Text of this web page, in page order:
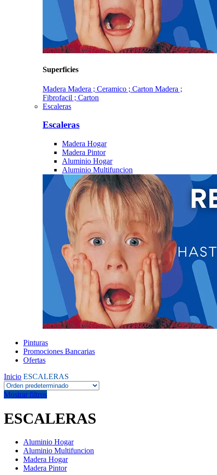
Superficies
Madera Madera ; Ceramico ; Carton Madera ;
Fibrofacil ; Carton
Escaleras
Escaleras
Madera Hogar
Madera Pintor
Aluminio Hogar
Aluminio Multifuncion
Pinturas
Promociones Bancarias
Ofertas
Inicio ESCALERAS
Mostrar filtros
ESCALERAS
Aluminio Hogar
Aluminio Multifuncion
Madera Hogar
Madera Pintor